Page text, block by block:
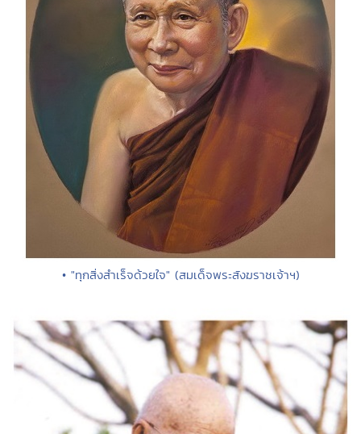
• "ทุกสิ่งสำเร็จด้วยใจ" (สมเด็จพระสังฆราชเจ้าฯ)